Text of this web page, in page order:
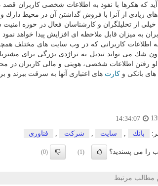
كه هكرها با نفوذ به اطلاعات شخصی كاربران قصد
زیادی از آنرا با فروش گذاشتن آن در محیط دارك
از تحلیلگران و كارشناسان فعال در حوزه امنیت
به میزان قابل ملاحظه ای افزایش پیدا خواهد
اطلاعات كاربرانی كه در وب سایت های مختلف
شك می تواند تبدیل به تراژدی بزرگی برای
رفتن اطلاعات شخصی، هویتی و مالی كاربران در
بانكی و كارت های اعتباری آنها به سرقت ببرند و
14:34:07
بانك سایت شركت فناوری
را می پسندید؟ (1)
(0)
مطالب مرتبط